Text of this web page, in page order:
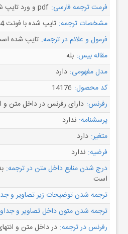
فرمت ترجمه فارسی: pdf و ورد تایپ شده با قابلیت ویرایش
مشخصات ترجمه: تایپ شده با فونت B Nazanin 14
فرمول و علائم در ترجمه: تایپ شده
مقاله بیس: بله
مدل مفهومی: دارد
کد محصول: 14176
رفرنس: دارای رفرنس در داخل متن و
پرسشنامه: ندارد
متغیر: دارد
فرضیه: ندارد
درج شدن منابع داخل متن در ترجمه:
است
ترجمه شدن توضیحات زیر تصاویر و
ترجمه شدن متون داخل تصاویر و
رفرنس در ترجمه: در داخل متن و